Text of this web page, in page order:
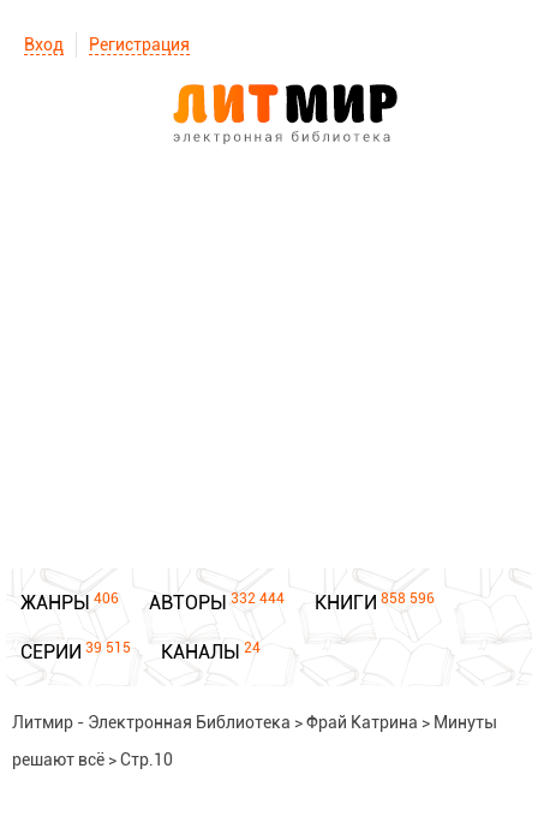
Вход Регистрация
ЖАНРЫ 406 АВТОРЫ 332 444 КНИГИ 858 596
СЕРИИ 39 515 КАНАЛЫ 24
Литмир - Электронная Библиотека >Фрай Катрина > Минуты
решают всё >Стр.10